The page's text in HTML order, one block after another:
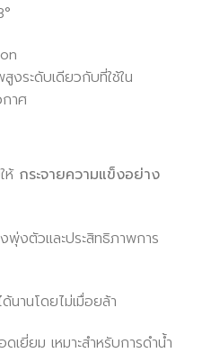
ระดับเดียวกับที่ใช้ใน
าศ
ห้ กระจายความแข็งอย่าง
พุ่งตัวและประสิทธิภาพการ
นานโดยไม่เมื่อยล้า
ยี่ยม เหมาะสำหรับการดำน้ำ